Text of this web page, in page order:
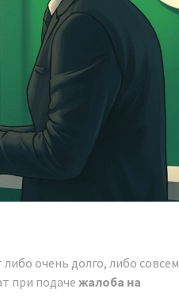
очень долго, либо совсем
при подаче жалоба на